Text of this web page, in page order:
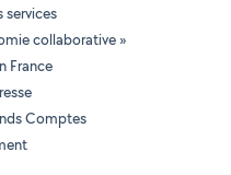
services
collaborative »
France
Comptes